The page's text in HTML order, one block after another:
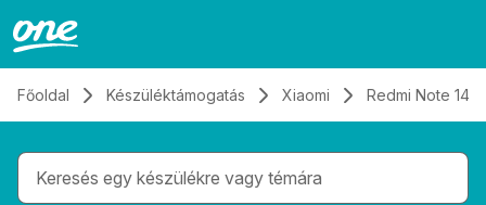
Főoldal Készüléktámogatás Xiaomi Redmi Note 14
Gépelés közben megjelennek a keresési